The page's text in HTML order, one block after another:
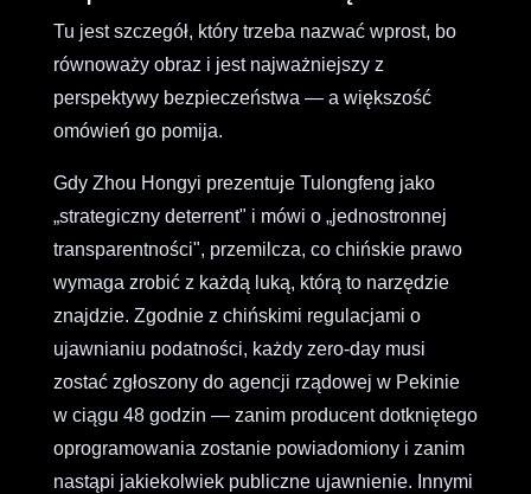
Tu jest szczegół, który trzeba nazwać wprost, bo
równoważy obraz i jest najważniejszy z
perspektywy bezpieczeństwa — a większość
omówień go pomija.
Gdy Zhou Hongyi prezentuje Tulongfeng jako
„strategiczny deterrent" i mówi o „jednostronnej
transparentności", przemilcza, co chińskie prawo
wymaga zrobić z każdą luką, którą to narzędzie
znajdzie. Zgodnie z chińskimi regulacjami o
ujawnianiu podatności, każdy zero-day musi
zostać zgłoszony do agencji rządowej w Pekinie
w ciągu 48 godzin — zanim producent dotkniętego
oprogramowania zostanie powiadomiony i zanim
nastąpi jakiekolwiek publiczne ujawnienie. Innymi